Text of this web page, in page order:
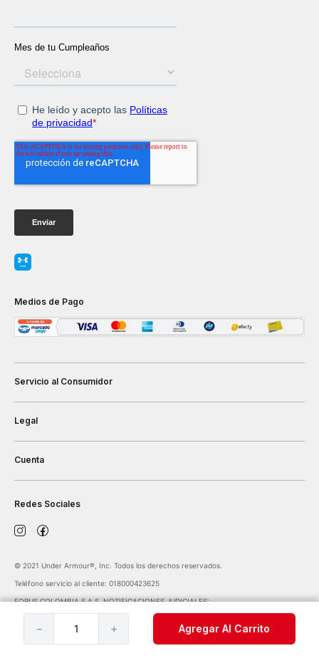
＋
－ Agregar Al Carrito
Medios de Pago
Servicio al Consumidor
Legal
Cuenta
Redes Sociales
©️ 2021 Under Armour®️, Inc. Todos los derechos reservados.
Teléfono servicio al cliente: 018000423625
FORUS COLOMBIA S.A.S. NOTIFICACIONES JUDICIALES:
notificaciones@forus.com.co
| Av. Carrera 45 Nº 108-27 BOGOTÁ COLOMBIA